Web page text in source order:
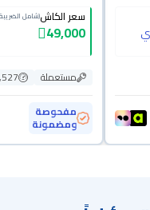
سعر الكاش(شامل
49,000
مستعملة
مفحوصة
ومضمونة